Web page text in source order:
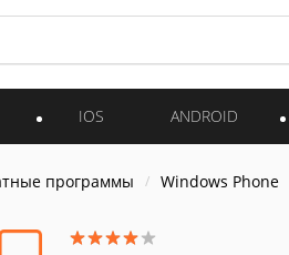
IOS ANDROID
программы Windows Phone